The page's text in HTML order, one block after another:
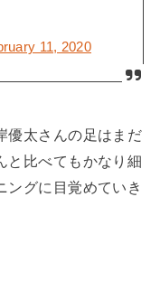
11, 2020
優太さんの足はまだ
と比べてもかなり細
ングに目覚めていき